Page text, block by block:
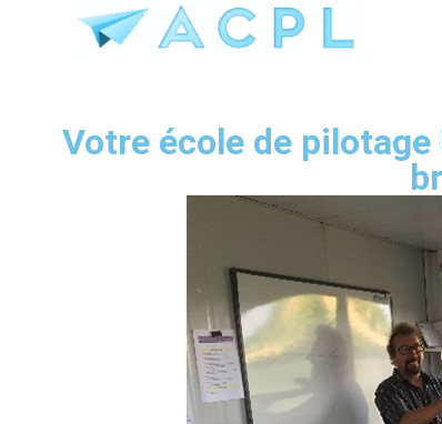
Votre école
Votre école de